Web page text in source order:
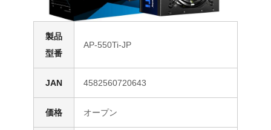
製品
型番
AP-550Ti-JP
JAN 4582560720643
価格 オープン